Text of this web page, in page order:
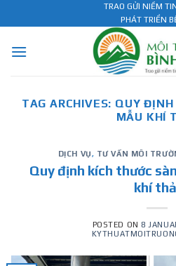
to
TRAO GỬI NIỀM
PHÁT TRIỂN
TAG ARCHIVES: QUY
MẪU KHÍ
DỊCH VỤ, TƯ VẤN MÔI
Quy định kích thước
khí
POSTED ON 8